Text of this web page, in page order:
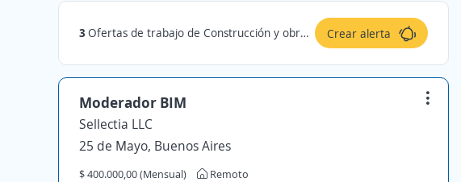
3 Ofertas de trabajo de Construcción y obra en Orán, Salta Crear alerta
Moderador BIM
Sellectia LLC
25 de Mayo, Buenos Aires
$ 400.000,00 (Mensual)
Remoto